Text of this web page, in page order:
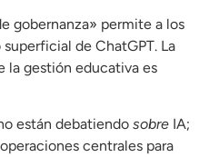
gobernanza» permite a los
de ChatGPT. La
la gestión educativa es
están debatiendo sobre IA;
centrales para